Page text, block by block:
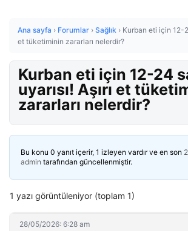
Ana sayfa › Forumlar › Sağlık › Kurban eti için 12-
et tüketiminin zararları nelerdir?
Kurban eti için 12-24
uyarısı! Aşırı et
zararları nelerdir?
Bu konu 0 yanıt içerir, 1 izleyen vardır ve en son
admin tarafından güncellenmiştir.
1 yazı görüntüleniyor (toplam 1)
28/05/2026: 6:28 am